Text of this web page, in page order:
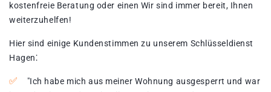
kostenfreie Beratung oder einen Wir sind immer bereit, Ihnen
weiterzuhelfen!​
Hier sind einige Kundenstimmen zu unserem Schlüsseldienst
Hagen⁚
"Ich habe mich aus meiner Wohnung ausgesperrt und war